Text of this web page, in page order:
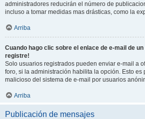
administradores reducirán el número de
incluso a tomar medidas mas drásticas, como la
Arriba
Cuando hago clic sobre el enlace de e-mail de
registre!
Solo usuarios registrados pueden enviar e-mail a
foro, si la administración habilita la opción. Esto es
malicioso del sistema de e-mail por usuarios
Arriba
Publicación de mensajes